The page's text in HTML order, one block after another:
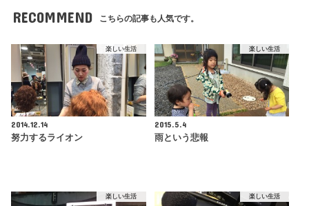
RECOMMEND こちらの記事も人気です。
楽しい生活
2014.12.14
努力するライオン
楽しい生活
2015.5.4
雨という悲報
楽しい生活 楽しい生活